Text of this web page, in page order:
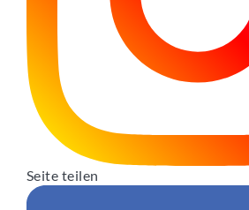
Seite teilen